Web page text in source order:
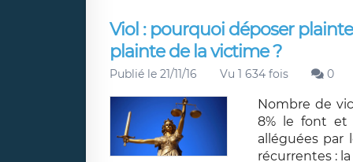
Viol : pourquoi déposer
plainte de la victime ?
Publié le 21/11/16 Vu 1 634 fois 0
Nombre de
8% le font et
alléguées par
récurrentes :